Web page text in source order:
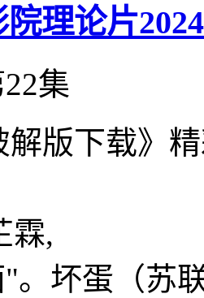
理论片
集
解版下载》
霖,
。坏蛋（苏